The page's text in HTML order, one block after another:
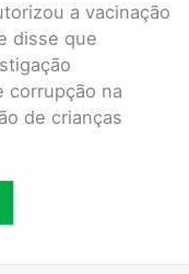
a vacinação
disse que
corrupção na
de crianças